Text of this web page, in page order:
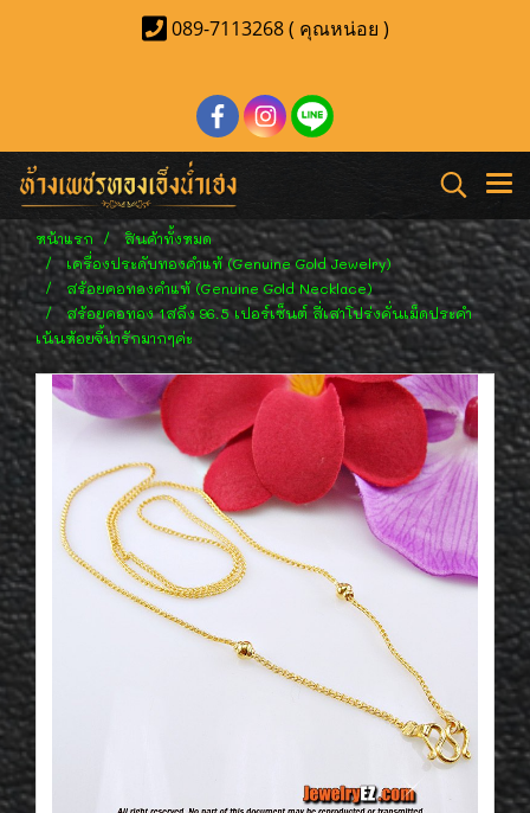
089-7113268 ( คุณหน่อย )
หน้าแรก
สินค้าทั้งหมด
เครื่องประดับทองคำแท้ (Genuine Gold Jewelry)
สร้อยคอทองคำแท้ (Genuine Gold Necklace)
สร้อยคอทอง 1สลึง 96.5 เปอร์เซ็นต์ สี่เสาโปร่งคั่นเม็ดประคำ
เน้นห้อยจี้น่ารักมากๆค่ะ